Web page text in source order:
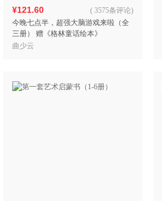
¥121.60
今晚七点半，超强大脑游戏来啦（全
三册） 赠《格林童话绘本》
( 3575条评论)
曲少云